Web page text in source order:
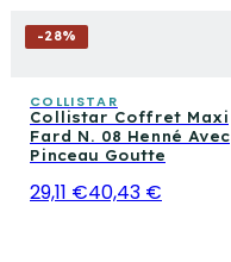
-28%
COLLISTAR
Collistar Coffret Maxi
Fard N. 08 Henné Avec
Pinceau Goutte
29,11 €40,43 €